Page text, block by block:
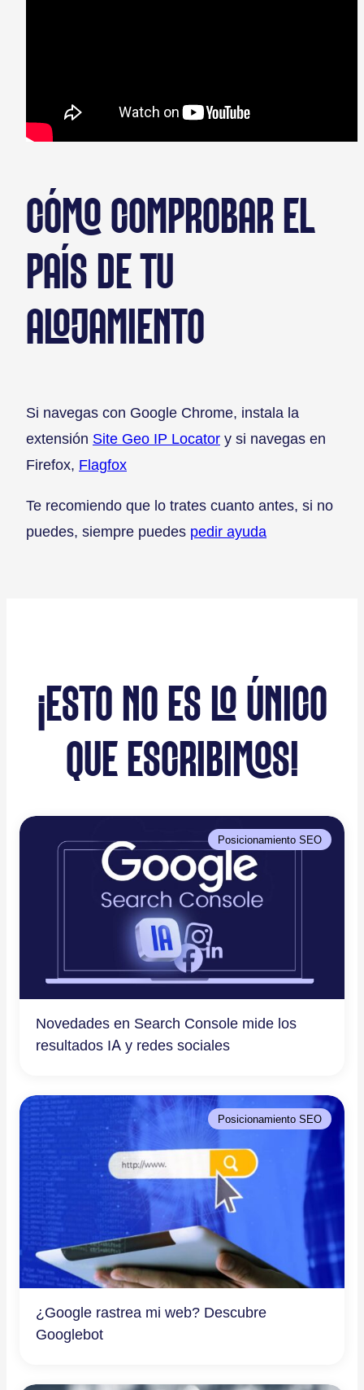
CÓMO COMPROBAR EL
PAÍS DE TU
ALOJAMIENTO
Si navegas con Google Chrome, instala la
extensión Site Geo IP Locator y si navegas en
Firefox, Flagfox
Te recomiendo que lo trates cuanto antes, si no
puedes, siempre puedes pedir ayuda
¡ESTO NO ES LO ÚNICO
QUE ESCRIBIMOS!
Posicionamiento SEO
Novedades en Search Console mide los
resultados IA y redes sociales
Posicionamiento SEO
¿Google rastrea mi web? Descubre
Googlebot